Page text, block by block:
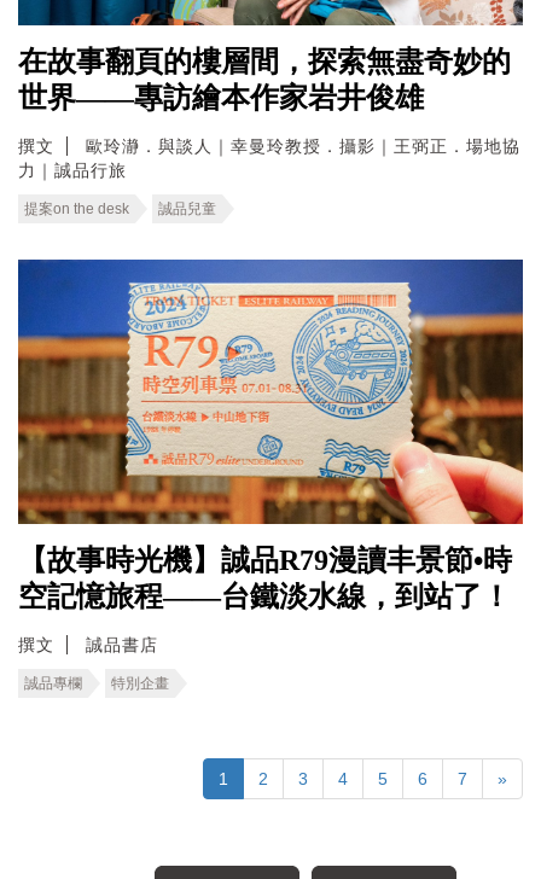
在故事翻頁的樓層間，探索無盡奇妙的
世界——專訪繪本作家岩井俊雄
撰文
歐玲瀞．與談人｜幸曼玲教授．攝影｜王弼正．場地協
力｜誠品行旅
提案on the desk 誠品兒童
【故事時光機】誠品R79漫讀丰景節•時
空記憶旅程――台鐵淡水線，到站了！
撰文 誠品書店
誠品專欄 特別企畫
1 2 3 4 5 6 7 »